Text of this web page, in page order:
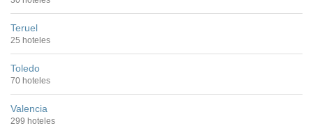
Teruel
25 hoteles
Toledo
70 hoteles
Valencia
299 hoteles